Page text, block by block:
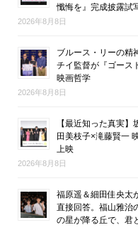
懺悔を』完成披露試
2026年8月8日
ブルース・リーの精
チイ監督が『ゴース
映画哲学
2026年8月8日
【最近知った真実
田美枝子×滝藤賢一
上映
2026年8月8日
福原遥＆細田佳央太
直接回答。福山雅治
の星が降る丘で、君